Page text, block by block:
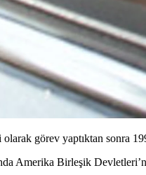
görev yaptıktan sonra
Amerika Birleşik